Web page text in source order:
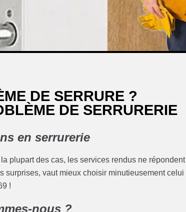
DE SERRURE ?
DE SERRURERIE
en serrurerie
plupart des cas, les services rendus ne répondent
surprises, vaut mieux choisir minutieusement celui
!
nous ?